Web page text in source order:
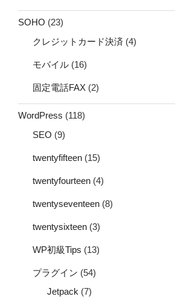
SOHO (23)
クレジットカード決済 (4)
モバイル (16)
固定電話FAX (2)
WordPress (118)
SEO (9)
twentyfifteen (15)
twentyfourteen (4)
twentyseventeen (8)
twentysixteen (3)
WP初級Tips (13)
プラグイン (54)
Jetpack (7)